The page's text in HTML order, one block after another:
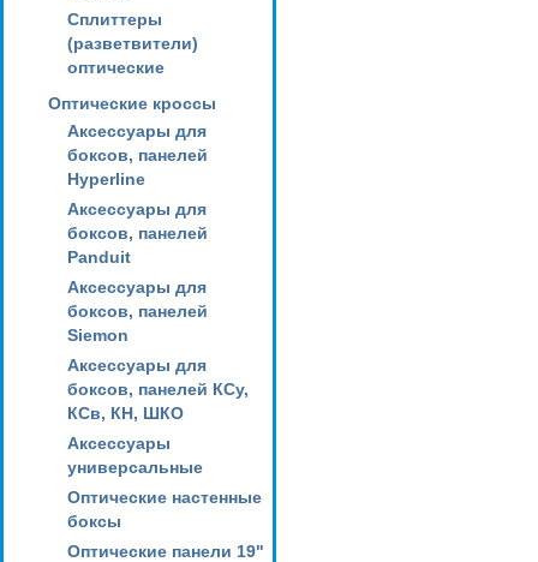
Сплиттеры
(разветвители)
оптические
Оптические кроссы
Аксессуары для
боксов, панелей
Hyperline
Аксессуары для
боксов, панелей
Panduit
Аксессуары для
боксов, панелей
Siemon
Аксессуары для
боксов, панелей КСу,
КСв, КН, ШКО
Аксессуары
универсальные
Оптические настенные
боксы
Оптические панели 19"